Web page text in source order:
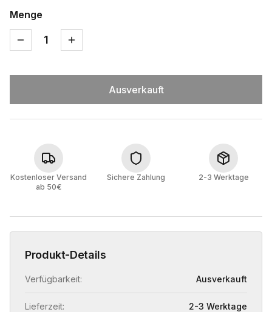
Menge
1
Ausverkauft
Kostenloser Versand
ab 50€
Sichere Zahlung 2-3 Werktage
Produkt-Details
Verfügbarkeit: Ausverkauft
Lieferzeit: 2-3 Werktage